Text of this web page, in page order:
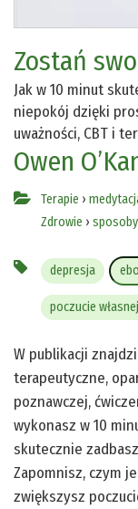
Zostań
Jak w 10 minut
niepokój dzięki
uważności, CBT i
Owen
Terapie ›
Zdrowie ›
depresja
poczucie
W publikacji
terapeutyczne,
poznawczej,
wykonasz w 10
skutecznie
Zapomnisz, czym
zwiększysz